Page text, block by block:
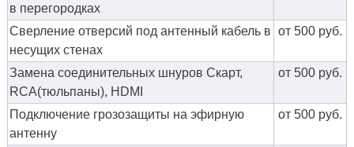
в перегородках
Сверление отверсий под антенный кабель в
несущих стенах
от 500 руб.
Замена соединительных шнуров Скарт,
RCA(тюльпаны), HDMI
от 500 руб.
Подключение грозозащиты на эфирную
антенну
от 500 руб.